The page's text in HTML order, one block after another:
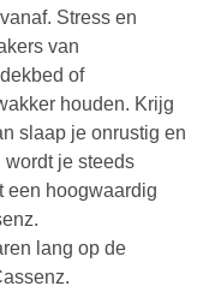
Stress en
van
of
houden. Krijg
slaap je onrustig en
wordt je steeds
een hoogwaardig
lang op de